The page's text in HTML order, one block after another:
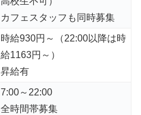
カフェスタッフも同時募集
時給930円～（22:00以降は時
給1163円～）
昇給有
7:00～22:00
全時間帯募集